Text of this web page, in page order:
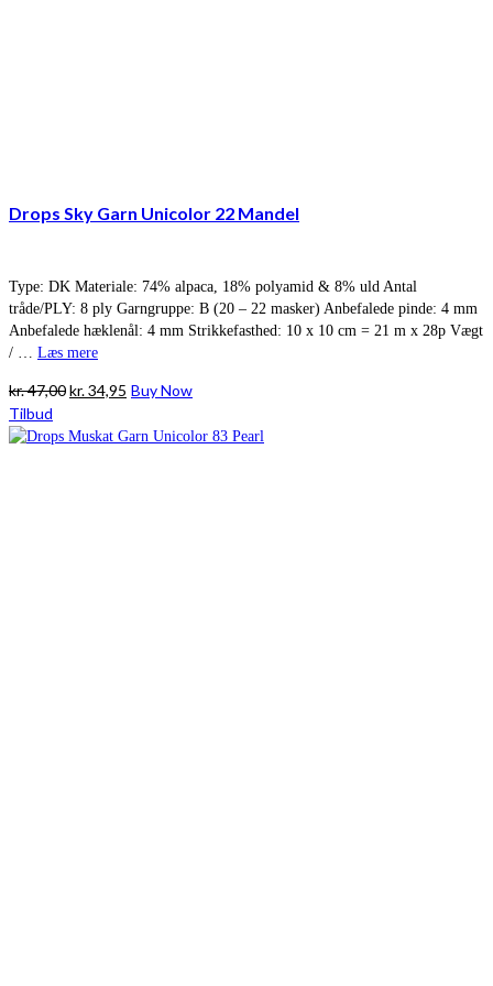
Drops Sky Garn Unicolor 22 Mandel
Type: DK Materiale: 74% alpaca, 18% polyamid & 8% uld Antal
tråde/PLY: 8 ply Garngruppe: B (20 – 22 masker) Anbefalede pinde: 4 mm
Anbefalede hæklenål: 4 mm Strikkefasthed: 10 x 10 cm = 21 m x 28p Vægt
/ … Læs mere
kr.47,00Den
pris
kr.34,95 Den
pris
Buy Now
Tilbud